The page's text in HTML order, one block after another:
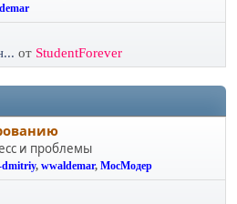
от StudentForever
и проблемы
, wwaldemar, МосМодер